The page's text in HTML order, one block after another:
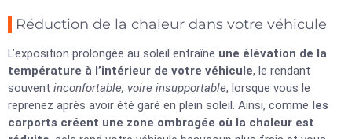
Réduction de la chaleur dans votre véhicule
L’exposition prolongée au soleil entraîne une élévation de la
température à l’intérieur de votre véhicule, le rendant
souvent inconfortable, voire insupportable, lorsque vous le
reprenez après avoir été garé en plein soleil. Ainsi, comme les
carports créent une zone ombragée où la chaleur est